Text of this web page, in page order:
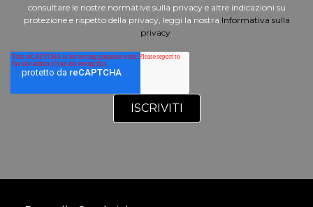
consultare le nostre normative sulla privacy e altre indicazioni su
protezione e rispetto della privacy, leggi la nostra Informativa sulla
privacy.